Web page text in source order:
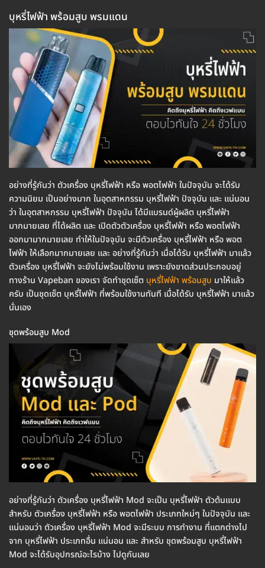
บุหรี่ไฟฟ้า พร้อมสูบ พรมแดน
อย่างที่รู้กันว่า ตัวเครื่อง บุหรี่ไฟฟ้า หรือ พอตไฟฟ้า ในปัจจุบัน จะได้รับ
ความนิยม เป็นอย่างมาก ในอุตสาหกรรม บุหรี่ไฟฟ้า ปัจจุบัน และ แน่นอน
ว่า ในอุตสาหกรรม บุหรี่ไฟฟ้า ปัจจุบัน ได้มีแบรนด์ผู้ผลิต บุหรี่ไฟฟ้า
มากมายเลย ที่ได้ผลิต และ เปิดตัวตัวเครื่อง บุหรี่ไฟฟ้า หรือ พอตไฟฟ้า
ออกมามากมายเลย ทำให้ในปัจจุบัน จะมีตัวเครื่อง บุหรี่ไฟฟ้า หรือ พอต
ไฟฟ้า ให้เลือกมากมายเลย และ อย่างที่รู้กันว่า เมื่อได้รับ บุหรี่ไฟฟ้า มาแล้ว
ตัวเครื่อง บุหรี่ไฟฟ้า จะยังไม่พร้อมใช้งาน เพราะยังขาดส่วนประกอบอยู่
ทางร้าน Vapeban ของเรา จัดทำชุดเซ็ต บุหรี่ไฟฟ้า พร้อมสูบ มาให้แล้ว
ครับ เป็นชุดเซ็ต บุหรี่ไฟฟ้า ที่พร้อมใช้งานทันที เมื่อได้รับ บุหรี่ไฟฟ้า มาแล้ว
นั่นเอง
ชุดพร้อมสูบ Mod
อย่างที่รู้กันว่า ตัวเครื่อง บุหรี่ไฟฟ้า Mod จะเป็น บุหรี่ไฟฟ้า ตัวต้นแบบ
สำหรับ ตัวเครื่อง บุหรี่ไฟฟ้า หรือ พอตไฟฟ้า ประเภทใหม่ๆ ในปัจจุบัน และ
แน่นอนว่า ตัวเครื่อง บุหรี่ไฟฟ้า Mod จะมีระบบ การทำงาน ที่แตกต่างไป
จาก บุหรี่ไฟฟ้า ประเภทอื่น แน่นอน และ สำหรับ ชุดพร้อมสูบ บุหรี่ไฟฟ้า
Mod จะได้รับอุปกรณ์อะไรบ้าง ไปดูกันเลย